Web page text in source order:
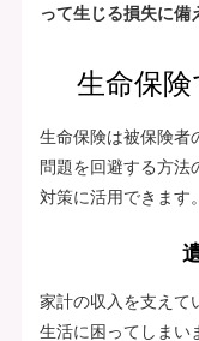
って生じる損失に備
生命保
生命保険は被保険者
問題を回避する方法
対策に活用できます。
家計の収入を支えて
生活に困ってしまい